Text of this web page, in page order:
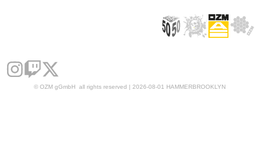
© OZM gGmbH all rights reserved | 2026-08-01 HAMMERBROOKLYN